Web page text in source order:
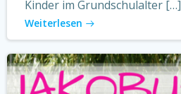
Kinder im Grundschulalter […]
Weiterlesen